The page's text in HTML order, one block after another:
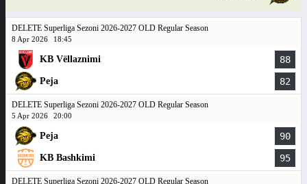
DELETE Superliga Sezoni 2026-2027 OLD Regular Season
8 Apr 2026 18:45
KB Vëllaznimi 88
Peja 82
DELETE Superliga Sezoni 2026-2027 OLD Regular Season
5 Apr 2026 20:00
Peja 90
KB Bashkimi 95
DELETE Superliga Sezoni 2026-2027 OLD Regular Season